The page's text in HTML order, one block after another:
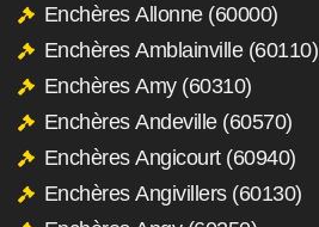
Enchères Allonne (60000)
Enchères Amblainville (60110)
Enchères Amy (60310)
Enchères Andeville (60570)
Enchères Angicourt (60940)
Enchères Angivillers (60130)